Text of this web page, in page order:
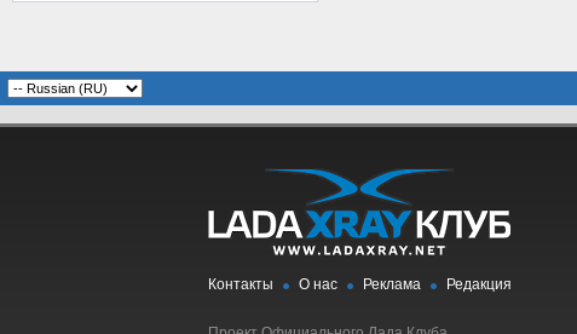
Контакты О нас Реклама Редакция